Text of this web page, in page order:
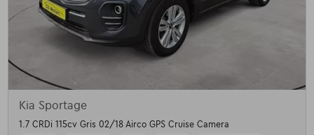
Kia Sportage
1.7 CRDi 115cv Gris 02/18 Airco GPS Cruise Camera